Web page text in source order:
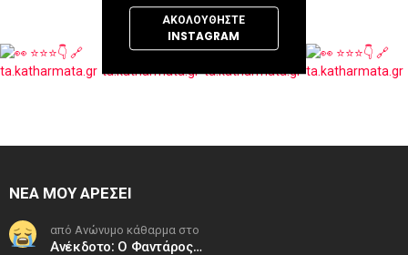
ΑΚΟΛΟΥΘΉΣΤΕ
INSTAGRAM
ΝΕΑ ΜΟΥ ΑΡΕΣΕΙ
από Ανώνυμο κάθαρμα στο
Ανέκδοτο: Ο Φαντάρος…